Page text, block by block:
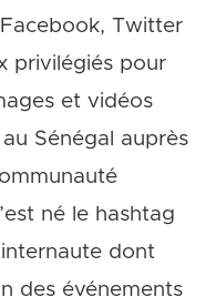
Twitter
privilégiés pour
et vidéos
Sénégal auprès
né le hashtag
dont
des événements